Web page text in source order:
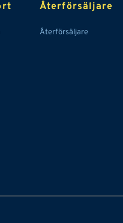
Återförsäljare
Återförsäljare